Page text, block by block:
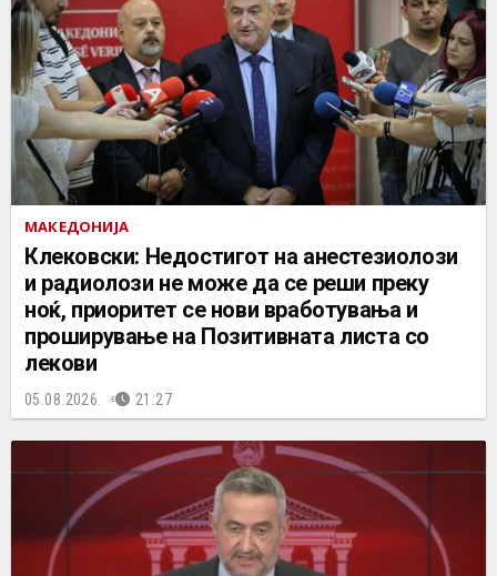
МАКЕДОНИЈА
Клековски: Недостигот на анестезиолози
и радиолози не може да се реши преку
ноќ, приоритет се нови вработувања и
проширување на Позитивната листа со
лекови
05.08.2026. 21:27